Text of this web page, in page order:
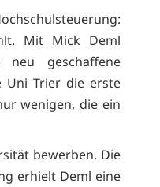
Mit Mick Deml
geschaffene
Uni Trier die erste
wenigen, die ein
bewerben. Die
erhielt Deml eine